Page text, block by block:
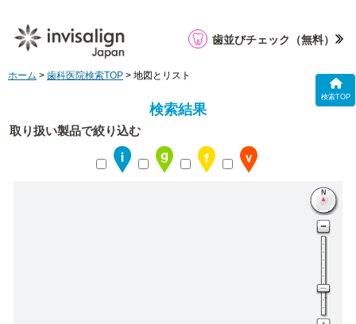
検索TOP
歯並びチェック （無料）
ホーム > 歯科医院検索TOP > 地図とリスト
検索結果
取り扱い製品で絞り込む